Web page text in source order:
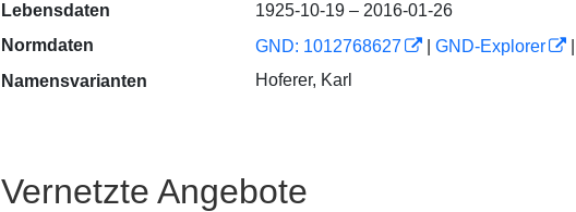
Lebensdaten
1925-10-19 – 2016-01-26
Normdaten
GND: 1012768627 GND-Explorer
Namensvarianten
Hoferer, Karl
Vernetzte Angebote